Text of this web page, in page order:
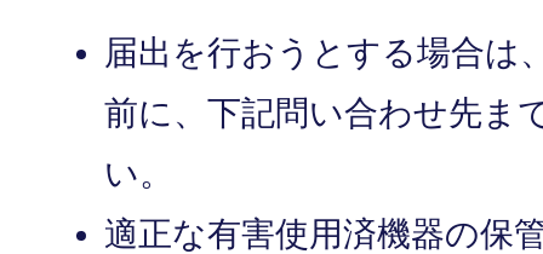
届出を行おうとする場合は
前に、下記問い合わせ先ま
い。
適正な有害使用済機器の保